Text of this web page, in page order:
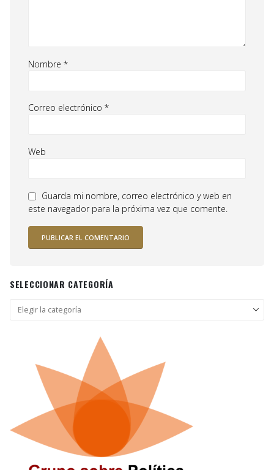
Nombre *
Correo electrónico *
Web
Guarda mi nombre, correo electrónico y web en
este navegador para la próxima vez que comente.
SELECCIONAR CATEGORÍA
Seleccionar
categoría